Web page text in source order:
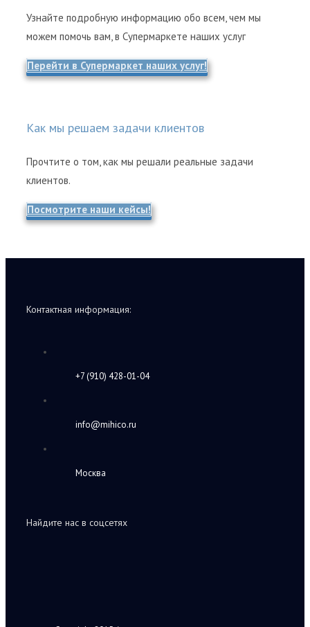
Узнайте подробную информацию обо всем, чем мы
можем помочь вам, в Супермаркете наших услуг
Перейти в Супермаркет наших услуг!
Как мы решаем задачи клиентов
Прочтите о том, как мы решали реальные задачи
клиентов.
Посмотрите наши кейсы!
Контактная информация:
+7 (910) 428-01-04
info@mihico.ru
Москва
Найдите нас в соцсетях